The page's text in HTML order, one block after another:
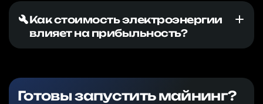
Как стоимость электроэнергии
влияет на прибыльность?
Готовы запустить майнинг?